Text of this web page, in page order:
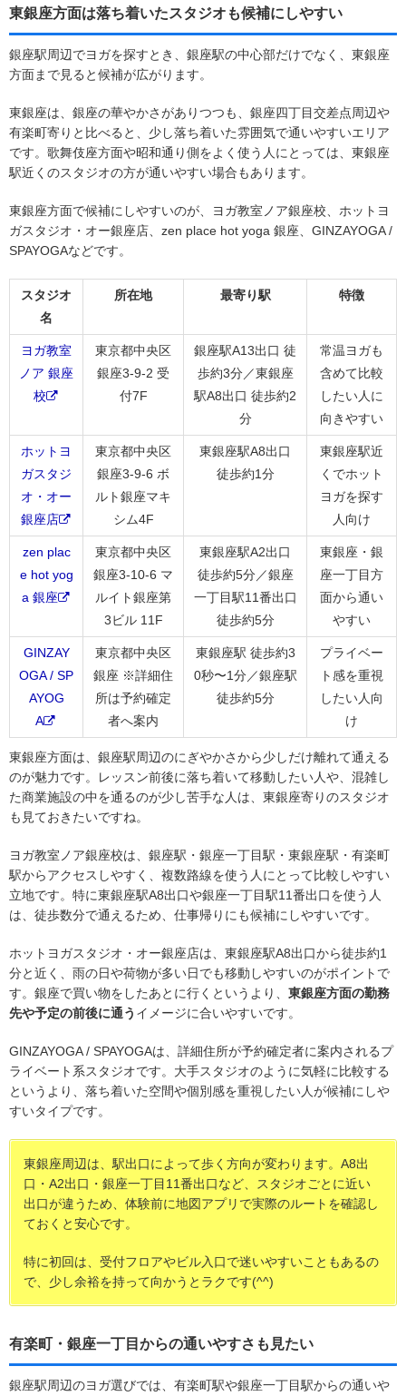
東銀座方面は落ち着いたスタジオも候補にしやすい
銀座駅周辺でヨガを探すとき、銀座駅の中心部だけでなく、東銀座
方面まで見ると候補が広がります。
東銀座は、銀座の華やかさがありつつも、銀座四丁目交差点周辺や
有楽町寄りと比べると、少し落ち着いた雰囲気で通いやすいエリア
です。歌舞伎座方面や昭和通り側をよく使う人にとっては、東銀座
駅近くのスタジオの方が通いやすい場合もあります。
東銀座方面で候補にしやすいのが、ヨガ教室ノア銀座校、ホットヨ
ガスタジオ・オー銀座店、zen place hot yoga 銀座、GINZAYOGA /
SPAYOGAなどです。
スタジオ
名
所在地 最寄り駅 特徴
ヨガ教室
ノア 銀座
校
東京都中央区
銀座3-9-2 受
付7F
銀座駅A13出口 徒
歩約3分／東銀座
駅A8出口 徒歩約2
分
常温ヨガも
含めて比較
したい人に
向きやすい
ホットヨ
ガスタジ
オ・オー
銀座店
東京都中央区
銀座3-9-6 ボ
ルト銀座マキ
シム4F
東銀座駅A8出口
徒歩約1分
東銀座駅近
くでホット
ヨガを探す
人向け
zen plac
e hot yog
a 銀座
東京都中央区
銀座3-10-6 マ
ルイト銀座第
3ビル 11F
東銀座駅A2出口
徒歩約5分／銀座
一丁目駅11番出口
徒歩約5分
東銀座・銀
座一丁目方
面から通い
やすい
GINZAY
OGA / SP
AYOG
A
東京都中央区
銀座 ※詳細住
所は予約確定
者へ案内
東銀座駅 徒歩約3
0秒〜1分／銀座駅
徒歩約5分
プライベー
ト感を重視
したい人向
け
東銀座方面は、銀座駅周辺のにぎやかさから少しだけ離れて通える
のが魅力です。レッスン前後に落ち着いて移動したい人や、混雑し
た商業施設の中を通るのが少し苦手な人は、東銀座寄りのスタジオ
も見ておきたいですね。
ヨガ教室ノア銀座校は、銀座駅・銀座一丁目駅・東銀座駅・有楽町
駅からアクセスしやすく、複数路線を使う人にとって比較しやすい
立地です。特に東銀座駅A8出口や銀座一丁目駅11番出口を使う人
は、徒歩数分で通えるため、仕事帰りにも候補にしやすいです。
ホットヨガスタジオ・オー銀座店は、東銀座駅A8出口から徒歩約1
分と近く、雨の日や荷物が多い日でも移動しやすいのがポイントで
す。銀座で買い物をしたあとに行くというより、 東銀座方面の勤務
先や予定の前後に通う イメージに合いやすいです。
GINZAYOGA / SPAYOGAは、詳細住所が予約確定者に案内されるプ
ライベート系スタジオです。大手スタジオのように気軽に比較する
というより、落ち着いた空間や個別感を重視したい人が候補にしや
すいタイプです。
東銀座周辺は、駅出口によって歩く方向が変わります。A8出
口・A2出口・銀座一丁目11番出口など、スタジオごとに近い
出口が違うため、体験前に地図アプリで実際のルートを確認し
ておくと安心です。
特に初回は、受付フロアやビル入口で迷いやすいこともあるの
で、少し余裕を持って向かうとラクです(^^)
有楽町・銀座一丁目からの通いやすさも見たい
銀座駅周辺のヨガ選びでは、有楽町駅や銀座一丁目駅からの通いや